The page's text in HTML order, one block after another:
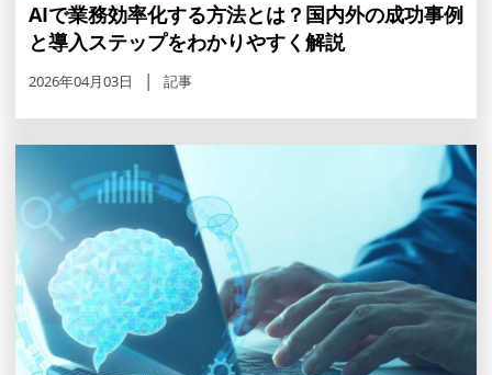
AIで業務効率化する方法とは？国内外の成功事例
と導入ステップをわかりやすく解説
2026年04月03日 記事